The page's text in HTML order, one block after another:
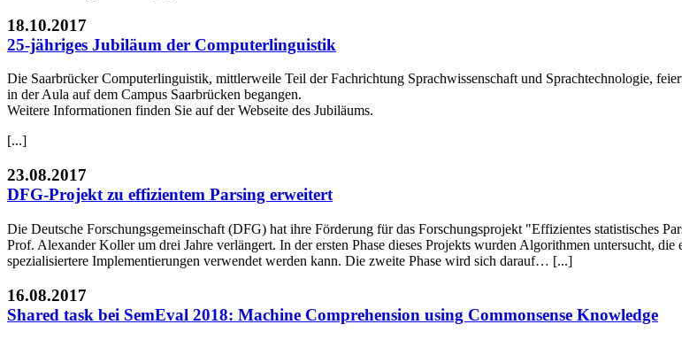
18.10.2017
25-jähriges Jubiläum der Computerlinguistik
Die Saarbrücker Computerlinguistik, mittlerweile Teil der Fachrichtung Sprachwissenschaft und Sprachtechnologie,
in der Aula auf dem Campus Saarbrücken begangen.
Weitere Informationen finden Sie auf der Webseite des Jubiläums.
[...]
23.08.2017
DFG-Projekt zu effizientem Parsing erweitert
Die Deutsche Forschungsgemeinschaft (DFG) hat ihre Förderung für das Forschungsprojekt "Effizientes statistisches
Prof. Alexander Koller um drei Jahre verlängert. In der ersten Phase dieses Projekts wurden Algorithmen untersucht,
spezialisiertere Implementierungen verwendet werden kann. Die zweite Phase wird sich darauf… [...]
16.08.2017
Shared task bei SemEval 2018: Machine Comprehension using Commonsense Knowledge